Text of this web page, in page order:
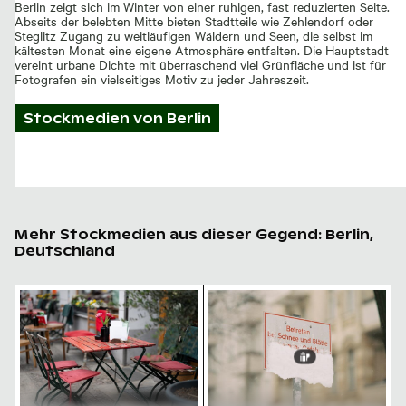
Berlin zeigt sich im Winter von einer ruhigen, fast reduzierten Seite.
Abseits der belebten Mitte bieten Stadtteile wie Zehlendorf oder
Steglitz Zugang zu weitläufigen Wäldern und Seen, die selbst im
kältesten Monat eine eigene Atmosphäre entfalten. Die Hauptstadt
vereint urbane Dichte mit überraschend viel Grünfläche und ist für
Fotografen ein vielseitiges Motiv zu jeder Jahreszeit.
Stockmedien von Berlin
Mehr Stockmedien aus dieser Gegend: Berlin,
Deutschland
Café-Tisch im Freien mit rosa TulpenSchnee bedecktes